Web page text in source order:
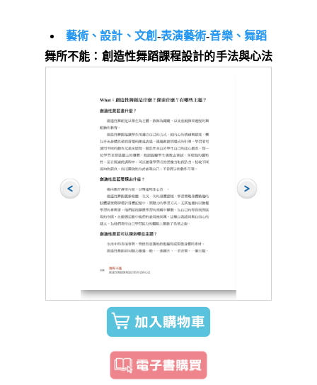
藝術、設計、文創-表演藝術-音樂、舞蹈
舞所不能：創造性舞蹈課程設計的手法與心法